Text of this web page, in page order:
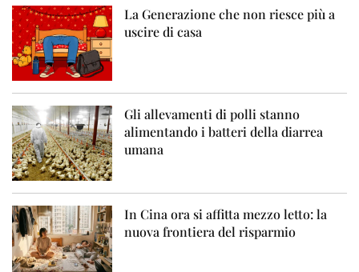
La Generazione che non riesce più a
uscire di casa
Gli allevamenti di polli stanno
alimentando i batteri della diarrea
umana
In Cina ora si affitta mezzo letto: la
nuova frontiera del risparmio